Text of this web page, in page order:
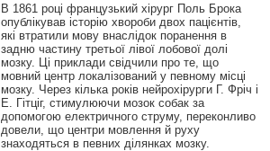
В 1861 році французький хірург Поль Брока
опублікував історію хвороби двох пацієнтів,
які втратили мову внаслідок поранення в
задню частину третьої лівої лобової долі
мозку. Ці приклади свідчили про те, що
мовний центр локалізований у певному місці
мозку. Через кілька років нейрохірурги Г. Фріч і
Е. Гітціг, стимулюючи мозок собак за
допомогою електричного струму, переконливо
довели, що центри мовлення й руху
знаходяться в певних ділянках мозку.